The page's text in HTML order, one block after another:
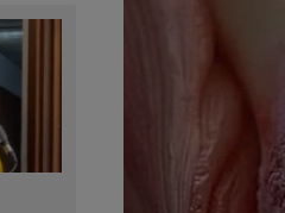
A eleição está
Já garantiu a sua
Tudo isso e muito